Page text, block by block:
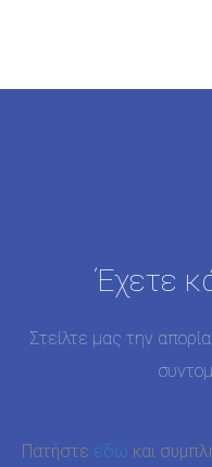
Έχετε
Στείλτε μας την
Πατήστε εδώ και